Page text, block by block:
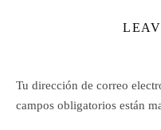
Tu dirección de correo
campos obligatorios están